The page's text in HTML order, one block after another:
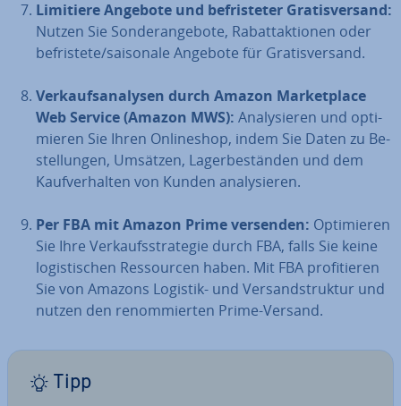
Limitiere Angebote und be­fris­te­ter Gra­tis­ver­sand:
Nutzen Sie Son­der­an­ge­bo­te, Ra­batt­ak­tio­nen oder
be­fris­te­te/saisonale Angebote für Gra­tis­ver­sand.
Ver­kaufs­ana­ly­sen durch Amazon Mar­ket­place
Web Service (Amazon MWS): Ana­ly­sie­ren und op­ti­
mie­ren Sie Ihren On­line­shop, indem Sie Daten zu Be­
stel­lun­gen, Umsätzen, La­ger­be­stän­den und dem
Kauf­ver­hal­ten von Kunden ana­ly­sie­ren.
Per FBA mit Amazon Prime versenden: Op­ti­mie­ren
Sie Ihre Ver­kaufs­stra­te­gie durch FBA, falls Sie keine
lo­gis­ti­schen Res­sour­cen haben. Mit FBA pro­fi­tie­ren
Sie von Amazons Logistik- und Ver­sand­struk­tur und
nutzen den re­nom­mier­ten Prime-Versand.
Tipp